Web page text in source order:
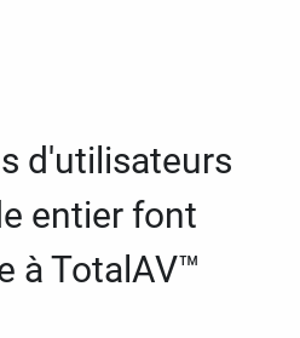
d'utilisateurs
entier font
à TotalAV™